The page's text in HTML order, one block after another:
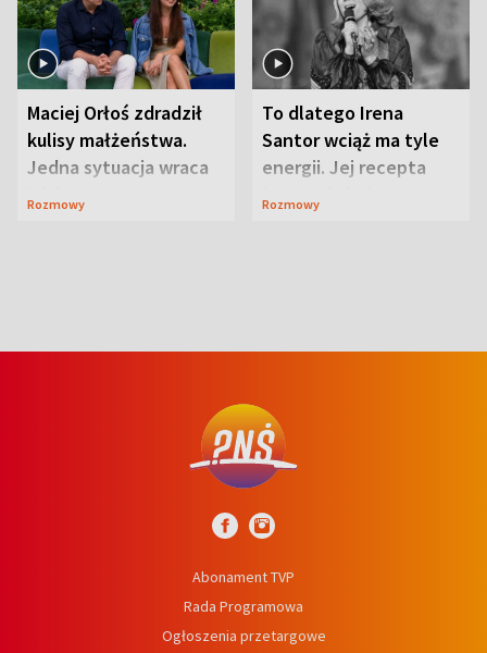
Maciej Orłoś zdradził
kulisy małżeństwa.
Jedna sytuacja wraca
jak bumerang
Rozmowy
To dlatego Irena
Santor wciąż ma tyle
energii. Jej recepta
jest zaskakująco
Rozmowy
Abonament TVP
Rada Programowa
Ogłoszenia przetargowe